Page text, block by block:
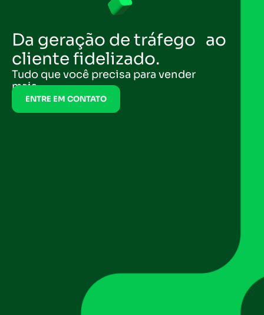
Da geração de tráfego ao
cliente fidelizado.
Tudo que você precisa para vender
mais.
ENTRE EM CONTATO